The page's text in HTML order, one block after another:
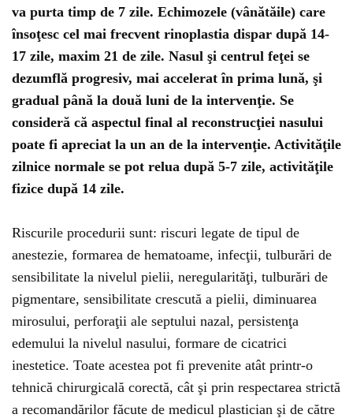
va purta timp de 7 zile. Echimozele (vânătăile) care
însoţesc cel mai frecvent rinoplastia dispar după 14-
17 zile, maxim 21 de zile. Nasul şi centrul feţei se
dezumflă progresiv, mai accelerat în prima lună, şi
gradual până la două luni de la intervenţie. Se
consideră că aspectul final al reconstrucţiei nasului
poate fi apreciat la un an de la intervenţie. Activităţile
zilnice normale se pot relua după 5-7 zile, activităţile
fizice după 14 zile.
Riscurile procedurii sunt: riscuri legate de tipul de
anestezie, formarea de hematoame, infecţii, tulburări de
sensibilitate la nivelul pielii, neregularităţi, tulburări de
pigmentare, sensibilitate crescută a pielii, diminuarea
mirosului, perforaţii ale septului nazal, persistenţa
edemului la nivelul nasului, formare de cicatrici
inestetice. Toate acestea pot fi prevenite atât printr-o
tehnică chirurgicală corectă, cât şi prin respectarea strictă
a recomandărilor făcute de medicul plastician şi de către